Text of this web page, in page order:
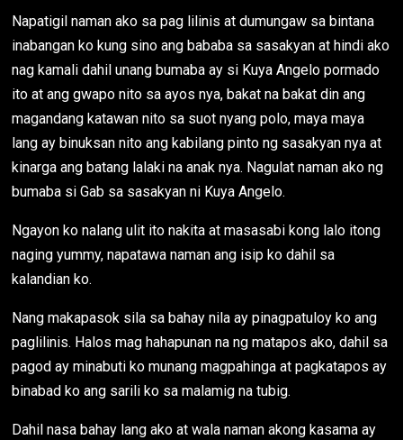
Napatigil naman ako sa pag lilinis at dumungaw sa bintana
inabangan ko kung sino ang bababa sa sasakyan at hindi ako
nag kamali dahil unang bumaba ay si Kuya Angelo pormado
ito at ang gwapo nito sa ayos nya, bakat na bakat din ang
magandang katawan nito sa suot nyang polo, maya maya
lang ay binuksan nito ang kabilang pinto ng sasakyan nya at
kinarga ang batang lalaki na anak nya. Nagulat naman ako ng
bumaba si Gab sa sasakyan ni Kuya Angelo.
Ngayon ko nalang ulit ito nakita at masasabi kong lalo itong
naging yummy, napatawa naman ang isip ko dahil sa
kalandian ko.
Nang makapasok sila sa bahay nila ay pinagpatuloy ko ang
paglilinis. Halos mag hahapunan na ng matapos ako, dahil sa
pagod ay minabuti ko munang magpahinga at pagkatapos ay
binabad ko ang sarili ko sa malamig na tubig.
Dahil nasa bahay lang ako at wala naman akong kasama ay